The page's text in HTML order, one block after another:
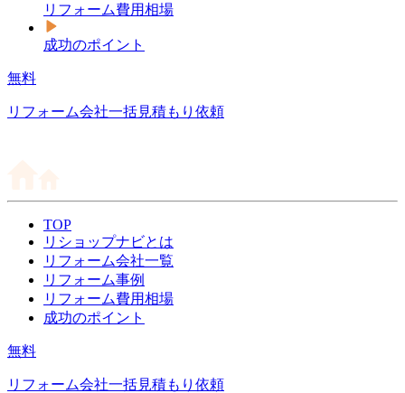
リフォーム費用相場
成功のポイント
無料
リフォーム会社一括見積もり依頼
TOP
リショップナビとは
リフォーム会社一覧
リフォーム事例
リフォーム費用相場
成功のポイント
無料
リフォーム会社一括見積もり依頼